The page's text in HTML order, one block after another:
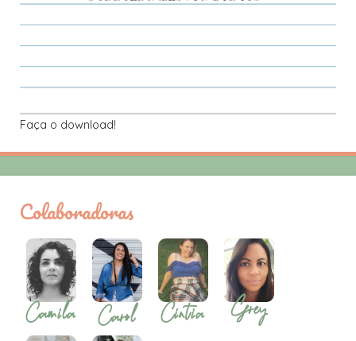
Faça o download!
Colaboradoras